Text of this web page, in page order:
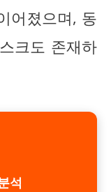
어졌으며, 동
크도 존재하
석